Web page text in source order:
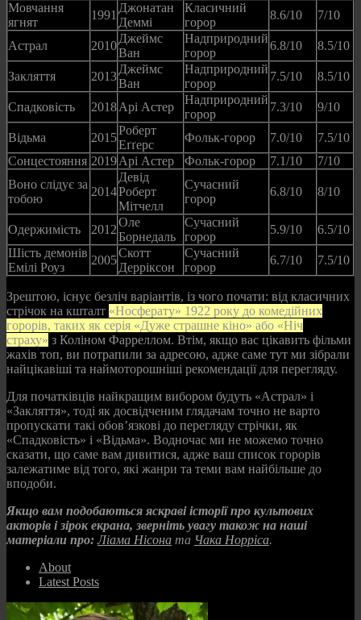
Мовчання
ягнят
1991
Джонатан
Деммі
Класичний
горор
8.6/10 7/10
Астрал 2010
Джеймс
Ван
Надприродний
горор
6.8/10 8.5/10
Закляття 2013
Джеймс
Ван
Надприродний
горор
7.5/10 8.5/10
Спадковість 2018Арі Астер
Надприродний
горор
7.3/10 9/10
Відьма 2015
Роберт
Еґґерс
Фольк-горор 7.0/10
7.5/10
Сонцестояння 2019Арі Астер Фольк-горор 7.1/10
7/10
Воно слідує за
тобою
2014
Девід
Роберт
Мітчелл
Сучасний
горор
6.8/10 8/10
Одержимість 2012
Оле
Борнедаль
Сучасний
горор
5.9/10
6.5/10
Шість демонів
Емілі Роуз
2005
Скотт
Дерріксон
Сучасний
горор
6.7/10 7.5/10
Зрештою, існує безліч варіантів, із чого почати: від класичних
стрічок на кшталт «Носферату» 1922 року до комедійних
горорів, таких як серія «Дуже страшне кіно» або «Ніч
страху» з Коліном Фарреллом. Втім, якщо вас цікавить фільми
жахів топ, ви потрапили за адресою, адже саме тут ми зібрали
найцікавіші та наймоторошніші рекомендації для перегляду.
Для початківців найкращим вибором будуть «Астрал» і
«Закляття», тоді як досвідченим глядачам точно не варто
пропускати такі обов’язкові до перегляду стрічки, як
«Спадковість» і «Відьма». Водночас ми не можемо точно
сказати, що саме вам дивитися, адже ваш список горорів
залежатиме від того, які жанри та теми вам найбільше до
вподоби.
Якщо вам подобаються яскраві історії про культових
акторів і зірок екрана, зверніть увагу також на наші
матеріали про: Ліама Нісона та Чака Норріса.
About
Latest Posts